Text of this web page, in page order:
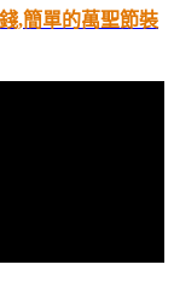
,簡單的萬聖節裝